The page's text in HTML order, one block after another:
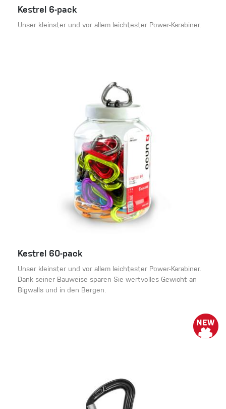
Kestrel 6-pack
Unser kleinster und vor allem leichtester Power-Karabiner.
Kestrel 60-pack
Unser kleinster und vor allem leichtester Power-Karabiner.
Dank seiner Bauweise sparen Sie wertvolles Gewicht an
Bigwalls und in den Bergen.